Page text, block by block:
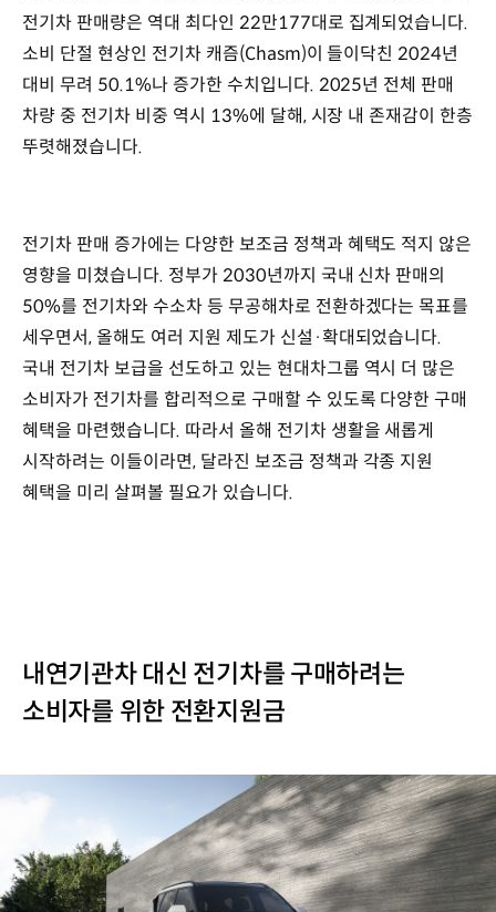
전기차 판매량은 역대 최다인 22만177대로 집계되었습니다.
소비 단절 현상인 전기차 캐즘(Chasm)이 들이닥친 2024년
대비 무려 50.1%나 증가한 수치입니다. 2025년 전체 판매
차량 중 전기차 비중 역시 13%에 달해, 시장 내 존재감이 한층
뚜렷해졌습니다.
전기차 판매 증가에는 다양한 보조금 정책과 혜택도 적지 않은
영향을 미쳤습니다. 정부가 2030년까지 국내 신차 판매의
50%를 전기차와 수소차 등 무공해차로 전환하겠다는 목표를
세우면서, 올해도 여러 지원 제도가 신설·확대되었습니다.
국내 전기차 보급을 선도하고 있는 현대차그룹 역시 더 많은
소비자가 전기차를 합리적으로 구매할 수 있도록 다양한 구매
혜택을 마련했습니다. 따라서 올해 전기차 생활을 새롭게
시작하려는 이들이라면, 달라진 보조금 정책과 각종 지원
혜택을 미리 살펴볼 필요가 있습니다.
내연기관차 대신 전기차를 구매하려는
소비자를 위한 전환지원금